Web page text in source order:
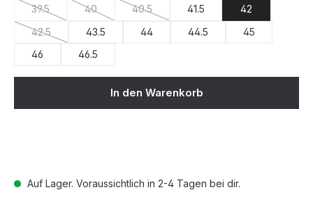
Auf Lager. Voraussichtlich in 2-4 Tagen bei dir.
39.5
(Diese Option ist zurzeit nicht verfügbar.)
40
(Diese Option ist zurzeit nicht verfügbar.)
40.5
(Diese Option ist zurzeit nicht verfügbar.)
41.5
42
42.5
(Diese Option ist zurzeit nicht verfügbar.)
43.5 44 44.5
45
46
46.5
In den Warenkorb